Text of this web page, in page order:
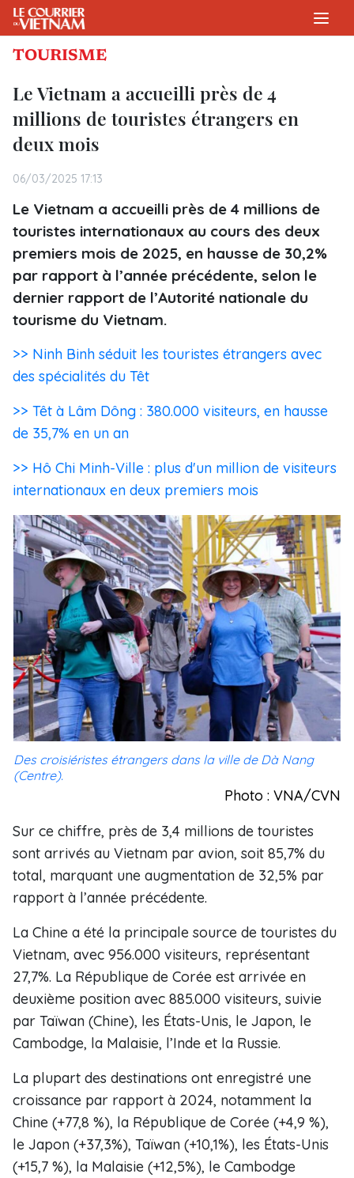
TOURISME
Le Vietnam a accueilli près de 4
millions de touristes étrangers en
deux mois
06/03/2025 17:13
Le Vietnam a accueilli près de 4 millions de
touristes internationaux au cours des deux
premiers mois de 2025, en hausse de 30,2%
par rapport à l’année précédente, selon le
dernier rapport de l’Autorité nationale du
tourisme du Vietnam.
>> Ninh Binh séduit les touristes étrangers avec
des spécialités du Têt
>> Têt à Lâm Dông : 380.000 visiteurs, en hausse
de 35,7% en un an
>> Hô Chi Minh-Ville : plus d'un million de visiteurs
internationaux en deux premiers mois
Des croisiéristes étrangers dans la ville de Dà Nang
(Centre).
Photo : VNA/CVN
Sur ce chiffre, près de 3,4 millions de touristes
sont arrivés au Vietnam par avion, soit 85,7% du
total, marquant une augmentation de 32,5% par
rapport à l’année précédente.
La Chine a été la principale source de touristes du
Vietnam, avec 956.000 visiteurs, représentant
27,7%. La République de Corée est arrivée en
deuxième position avec 885.000 visiteurs, suivie
par Taïwan (Chine), les États-Unis, le Japon, le
Cambodge, la Malaisie, l’Inde et la Russie.
La plupart des destinations ont enregistré une
croissance par rapport à 2024, notamment la
Chine (+77,8 %), la République de Corée (+4,9 %),
le Japon (+37,3%), Taïwan (+10,1%), les États-Unis
(+15,7 %), la Malaisie (+12,5%), le Cambodge